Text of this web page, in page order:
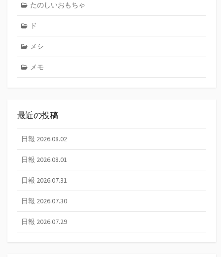
たのしいおもちゃ
ド
メシ
メモ
最近の投稿
日報 2026.08.02
日報 2026.08.01
日報 2026.07.31
日報 2026.07.30
日報 2026.07.29